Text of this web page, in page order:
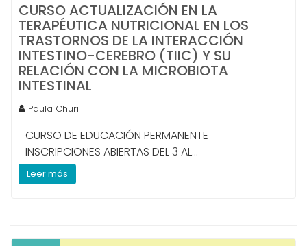
CURSO ACTUALIZACIÓN EN LA
TERAPÉUTICA NUTRICIONAL EN LOS
TRASTORNOS DE LA INTERACCIÓN
INTESTINO-CEREBRO (TIIC) Y SU
RELACIÓN CON LA MICROBIOTA
INTESTINAL
Paula Churi
CURSO DE EDUCACIÓN PERMANENTE
INSCRIPCIONES ABIERTAS DEL 3 AL...
Leer más